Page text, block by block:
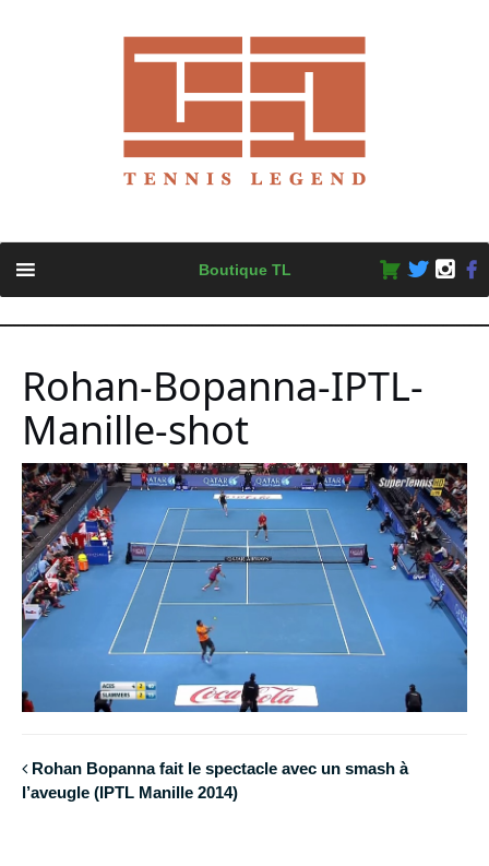
content
Boutique TL
Rohan-Bopanna-IPTL-
Manille-shot
Rohan Bopanna fait le spectacle avec un smash à
l’aveugle (IPTL Manille 2014)